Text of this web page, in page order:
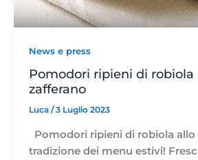
News e press
Pomodori ripieni di robiola
zafferano
Luca /3 Luglio 2023
Pomodori ripieni di robiola allo
tradizione dei menu estivi!